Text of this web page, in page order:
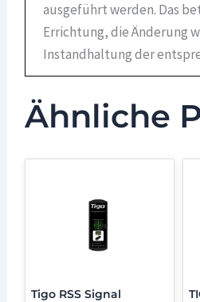
ausgeführt werden. Das
Errichtung, die Änderung
Instandhaltung der
Ähnliche
Tigo RSS Signal